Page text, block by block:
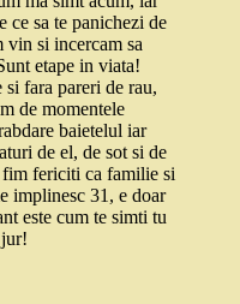
ce sa te panichezi de
vin si incercam sa
etape in viata!
fara pareri de rau,
de momentele
baietelul iar
de el, de sot si de
fericiti ca familie si
implinesc 31, e doar
este cum te simti tu